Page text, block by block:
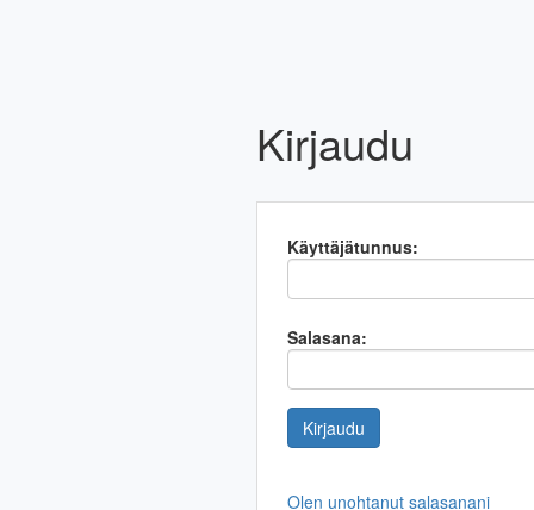
Kirjaudu
Käyttäjätunnus:
Salasana:
Olen unohtanut salasanani